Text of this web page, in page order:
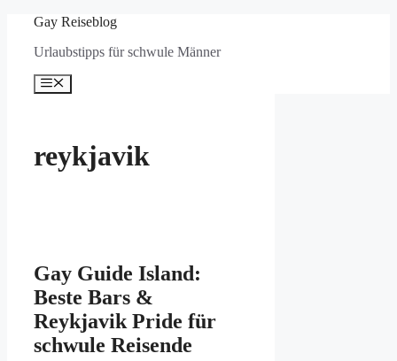
springen
Gay Reiseblog
Urlaubstipps für schwule Männer
Menü
reykjavik
Gay Guide Island:
Beste Bars &
Reykjavik Pride für
schwule Reisende